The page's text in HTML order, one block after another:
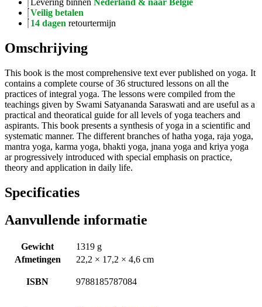
Levering binnen Nederland & naar België
Veilig betalen
14 dagen retourtermijn
Omschrijving
This book is the most comprehensive text ever published on yoga. It
contains a complete course of 36 structured lessons on all the
practices of integral yoga. The lessons were compiled from the
teachings given by Swami Satyananda Saraswati and are useful as a
practical and theoratical guide for all levels of yoga teachers and
aspirants. This book presents a synthesis of yoga in a scientific and
systematic manner. The different branches of hatha yoga, raja yoga,
mantra yoga, karma yoga, bhakti yoga, jnana yoga and kriya yoga
ar progressively introduced with special emphasis on practice,
theory and application in daily life.
Specificaties
Aanvullende informatie
Gewicht
1319 g
Afmetingen
22,2 × 17,2 × 4,6 cm
ISBN 9788185787084